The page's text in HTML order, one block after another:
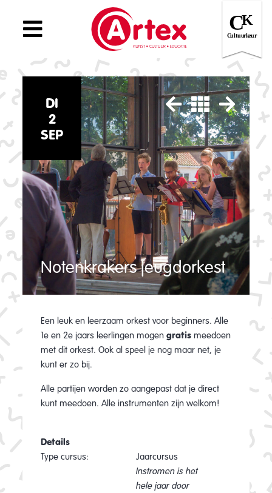
DI
2
SEP
Notenkrakers jeugdorkest
Een leuk en leerzaam orkest voor beginners. Alle
1e en 2e jaars leerlingen mogengratis meedoen
met dit orkest. Ook al speel je nog maar net, je
kunt er zo bij.
Alle partijen worden zo aangepast dat je direct
kunt meedoen. Alle instrumenten zijn welkom!
Details
Type cursus:
Jaarcursus
Instromen is het
hele jaar door